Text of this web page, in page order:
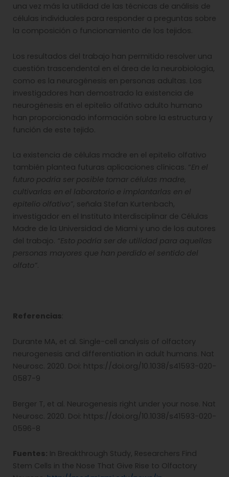
una vez más la utilidad de las técnicas de análisis de
células individuales para responder a preguntas sobre
la composición o funcionamiento de los tejidos.
Los resultados del trabajo han permitido resolver una
cuestión trascendental en el área de la neurobiología,
como es la neurogénesis en personas adultas. Los
investigadores han demostrado la existencia de
neurogénesis en el epitelio olfativo adulto humano
han proporcionado información sobre la estructura y
función de este tejido.
La existencia de células madre en el epitelio olfativo
también plantea futuras aplicaciones clínicas. “En el
futuro podría ser posible tomar células madre,
cultivarlas en el laboratorio e implantarlas en el
epitelio olfativo”, señala Stefan Kurtenbach,
investigador en el Instituto Interdisciplinar de Células
Madre de la Universidad de Miami y uno de los autores
del trabajo. “Esto podría ser de utilidad para aquellas
personas mayores que han perdido el sentido del
olfato”.
Referencias:
Durante MA, et al. Single-cell analysis of olfactory
neurogenesis and differentiation in adult humans. Nat
Neurosc. 2020. Doi: https://doi.org/10.1038/s41593-020-
0587-9
Berger T, et al. Neurogenesis right under your nose. Nat
Neurosc. 2020. Doi: https://doi.org/10.1038/s41593-020-
0596-8
Fuentes: In Breakthrough Study, Researchers Find
Stem Cells in the Nose That Give Rise to Olfactory